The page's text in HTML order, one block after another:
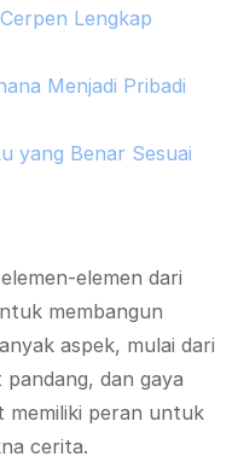
Lengkap
Menjadi Pribadi
yang Benar Sesuai
elemen dari
membangun
aspek, mulai dari
dan gaya
memiliki peran untuk
cerita.